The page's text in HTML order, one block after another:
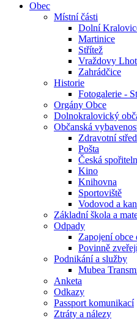
Obec
Místní části
Dolní
Martinice
Střítež
Vraždovy
Zahrádčice
Historie
Fotogalerie -
Orgány Obce
Dolnokralovický
Občanská
Zdravotní
Pošta
Česká
Kino
Knihovna
Sportoviště
Vodovod a
Základní škola a
Odpady
Zapojení
Povinně
Podnikání a služby
Mubea
Anketa
Odkazy
Passport komunikací
Ztráty a nálezy